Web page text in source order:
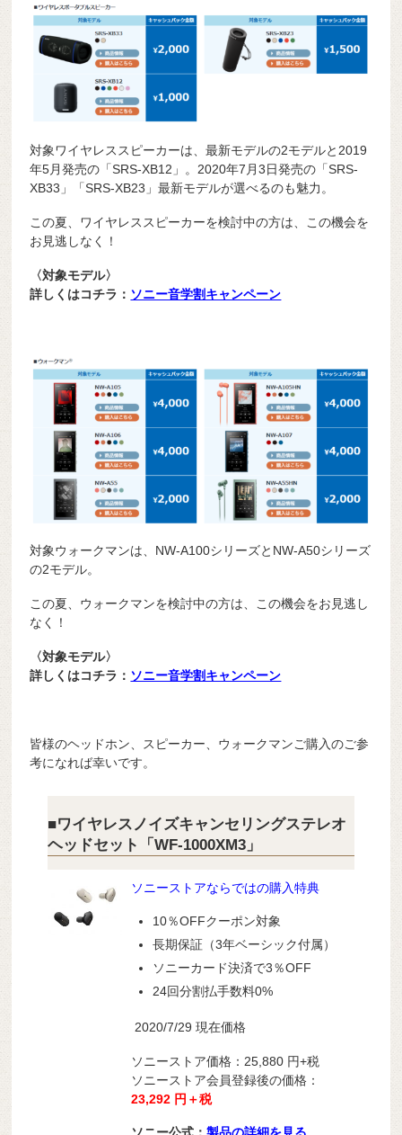
対象ワイヤレススピーカーは、最新モデルの2モデルと2019
年5月発売の「SRS-XB12」。2020年7月3日発売の「SRS-
XB33」「SRS-XB23」最新モデルが選べるのも魅力。
この夏、ワイヤレススピーカーを検討中の方は、この機会を
お見逃しなく！
〈対象モデル〉
詳しくはコチラ： ソニー音学割キャンペーン
対象ウォークマンは、NW-A100シリーズとNW-A50シリーズ
の2モデル。
この夏、ウォークマンを検討中の方は、この機会をお見逃し
なく！
〈対象モデル〉
詳しくはコチラ： ソニー音学割キャンペーン
皆様のヘッドホン、スピーカー、ウォークマンご購入のご参
考になれば幸いです。
■ワイヤレスノイズキャンセリングステレオ
ヘッドセット「WF-1000XM3」
ソニーストアならではの購入特典
10％OFFクーポン対象
長期保証（3年ベーシック付属）
ソニーカード決済で3％OFF
24回分割払手数料0%
2020/7/29 現在価格
ソニーストア価格：25,880 円+税
ソニーストア会員登録後の価格：
23,292 円＋税